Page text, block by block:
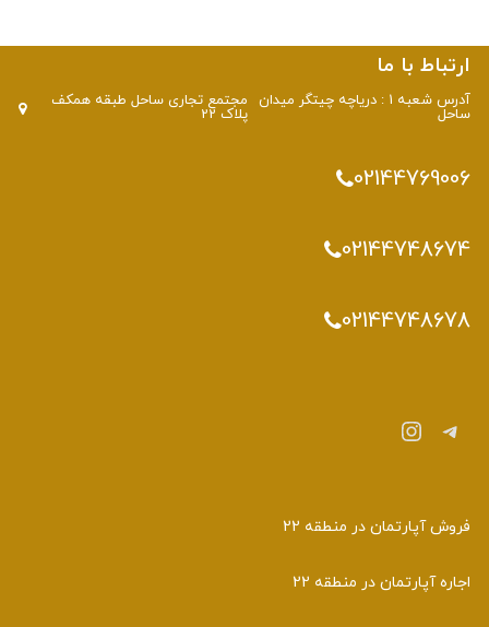
ارتباط با ما
آدرس شعبه 1 : دریاچه چیتگر میدان
ساحل
مجتمع تجاری ساحل طبقه همکف
پلاک 22
02144769006
02144748674
02144748678
تلگراماینستاگرم
فروش آپارتمان در منطقه 22
اجاره آپارتمان در منطقه 22